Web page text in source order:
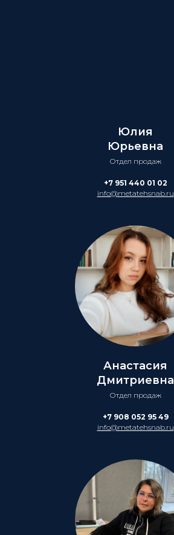
Юлия
Юрьевна
Отдел продаж
+7 951 440 01 02
info@metatehsnab.ru
Анастасия
Дмитриевна
Отдел продаж
+7 908 052 95 49
info@metatehsnab.ru